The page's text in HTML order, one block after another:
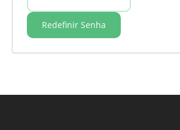
Redefinir Senha